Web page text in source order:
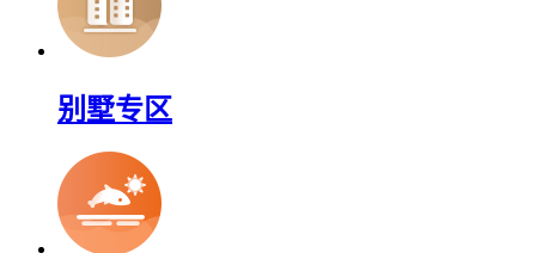
别墅专区